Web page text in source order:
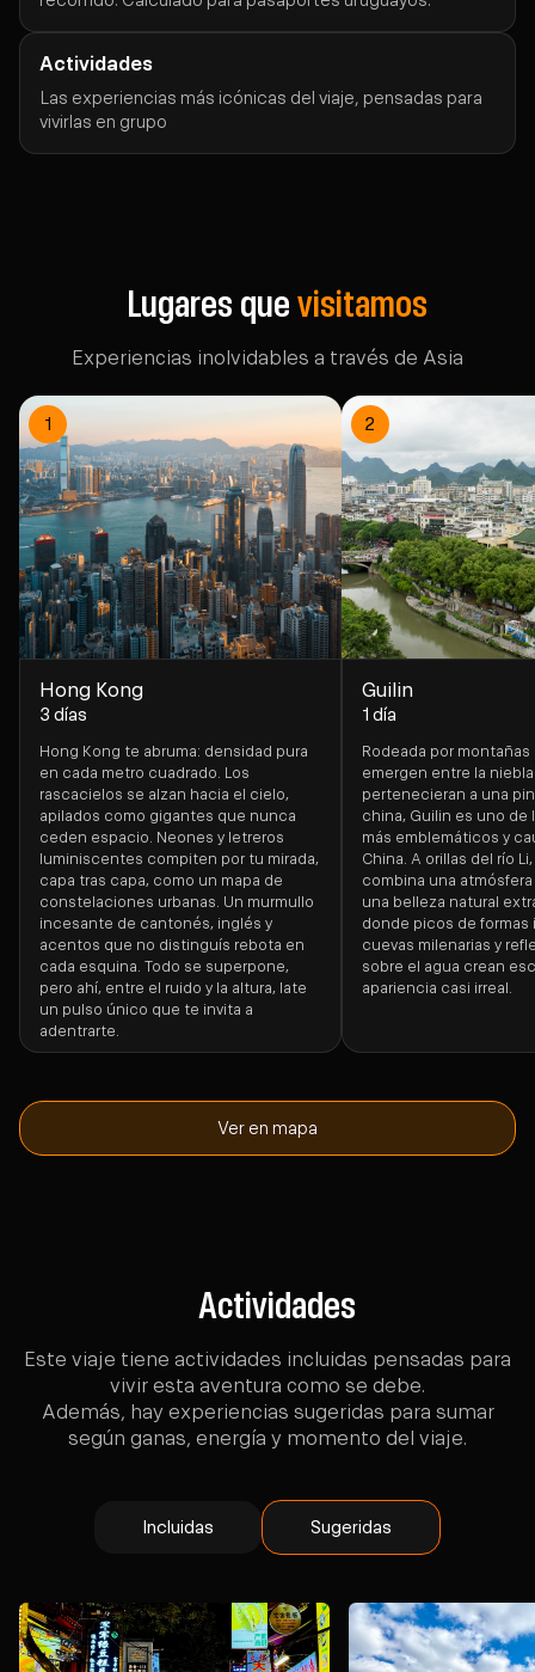
Actividades
Las experiencias más icónicas del viaje, pensadas para
vivirlas en grupo
Lugares quevisitamos
Experiencias inolvidables a través de Asia
Hong Kong
3 días
Hong Kong te abruma: densidad pura
en cada metro cuadrado. Los
rascacielos se alzan hacia el cielo,
apilados como gigantes que nunca
ceden espacio. Neones y letreros
luminiscentes compiten por tu mirada,
capa tras capa, como un mapa de
constelaciones urbanas. Un murmullo
incesante de cantonés, inglés y
acentos que no distinguís rebota en
cada esquina. Todo se superpone,
pero ahí, entre el ruido y la altura, late
un pulso único que te invita a
adentrarte.
Guilin
1 día
Rodeada por
emergen entre la
pertenecieran a una
china, Guilin es uno de
más emblemáticos y
China. A orillas del río
combina una
una belleza natural
donde picos de formas
cuevas milenarias y
sobre el agua crean
apariencia casi irreal.
Ver en mapa
Actividades
Este viaje tiene actividades incluidas pensadas para
vivir esta aventura como se debe.
Además, hay experiencias sugeridas para sumar
según ganas, energía y momento del viaje.
Incluidas Sugeridas